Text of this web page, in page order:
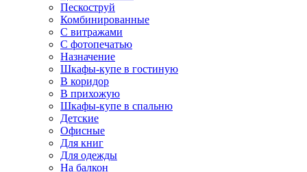
Пескоструй
Комбинированные
С витражами
С фотопечатью
Назначение
Шкафы-купе в гостиную
В коридор
В прихожую
Шкафы-купе в спальню
Детские
Офисные
Для книг
Для одежды
На балкон